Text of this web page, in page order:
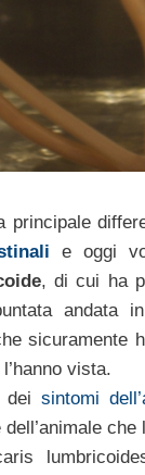
principale
e oggi
, di cui ha
andata
sicuramente
vista.
dei sintomi
che